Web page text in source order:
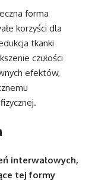
forma
korzyści dla
tkanki
czułości
efektów,
interwałowych,
tej formy